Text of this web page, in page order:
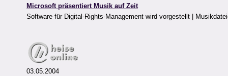
Microsoft präsentiert Musik auf Zeit
Software für Digital-Rights-Management wird vorgestellt |
03.05.2004